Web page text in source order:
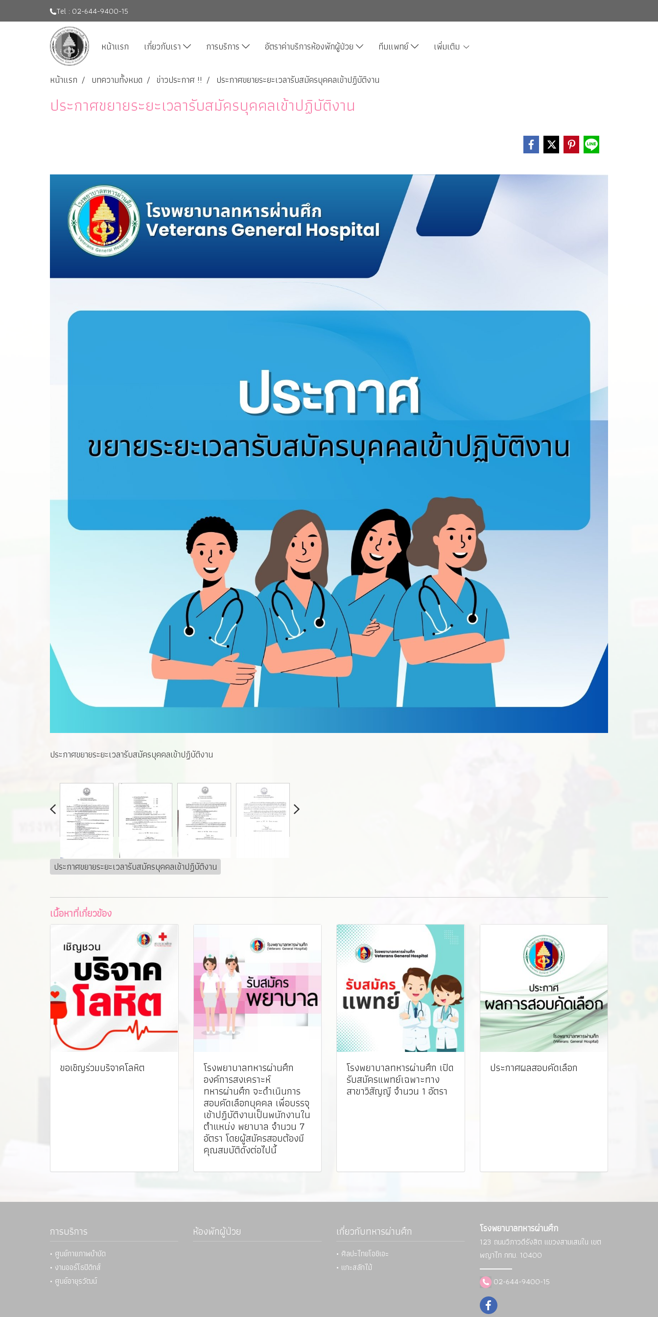
Tel : 02-644-9400-15
หน้าแรก เกี่ยวกับเรา การบริการ อัตราค่าบริการห้องพักผู้ป่วย ทีมแพทย์ เพิ่มเติม
หน้าแรก บทความทั้งหมด ข่าวประกาศ !! ประกาศขยายระยะเวลารับสมัครบุคคลเข้าปฏิบัติงาน
ประกาศขยายระยะเวลารับสมัครบุคคลเข้าปฏิบัติงาน
ประกาศขยายระยะเวลารับสมัครบุคคลเข้าปฏิบัติงาน
ประกาศขยายระยะเวลารับสมัครบุคคลเข้าปฏิบัติงาน
เนื้อหาที่เกี่ยวข้อง
ขอเชิญร่วมบริจาคโลหิต โรงพยาบาลทหารผ่านศึก
องค์การสงเคราะห์
ทหารผ่านศึก จะดำเนินการ
สอบคัดเลือกบุคคล เพื่อบรรจุ
เข้าปฏิบัติงานเป็นพนักงานใน
ตำแหน่ง พยาบาล จำนวน 7
อัตรา โดยผู้สมัครสอบต้องมี
คุณสมบัติดังต่อไปนี้
โรงพยาบาลทหารผ่านศึก เปิด
รับสมัครแพทย์เฉพาะทาง
สาขาวิสัญญี จำนวน 1 อัตรา
ประกาศผลสอบคัดเลือก
การบริการ
• ศูนย์กายภาพบำบัด
• งานออร์โธปิดิกส์
• ศูนย์อายุรวัฒน์
ห้องพักผู้ป่วย เกี่ยวกับทหารผ่านศึก
• ศิลปะไทยโอชิเอะ
• แกะสลักไม้
โรงพยาบาลทหารผ่านศึก
123 ถนนวิภาวดีรังสิต แขวงสามเสนใน เขต
พญาไท กทม. 10400
02-644-9400-15